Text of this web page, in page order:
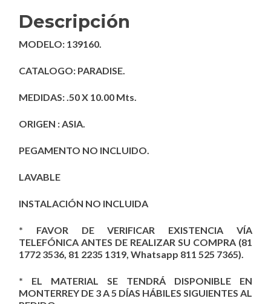
Descripción
MODELO: 139160.
CATALOGO: PARADISE.
MEDIDAS: .50 X 10.00 Mts.
ORIGEN : ASIA.
PEGAMENTO NO INCLUIDO.
LAVABLE
INSTALACIÓN NO INCLUIDA
* FAVOR DE VERIFICAR EXISTENCIA VÍA
TELEFÓNICA ANTES DE REALIZAR SU COMPRA (81
1772 3536, 81 2235 1319, Whatsapp 811 525 7365).
* EL MATERIAL SE TENDRÁ DISPONIBLE EN
MONTERREY DE 3 A 5 DÍAS HÁBILES SIGUIENTES AL